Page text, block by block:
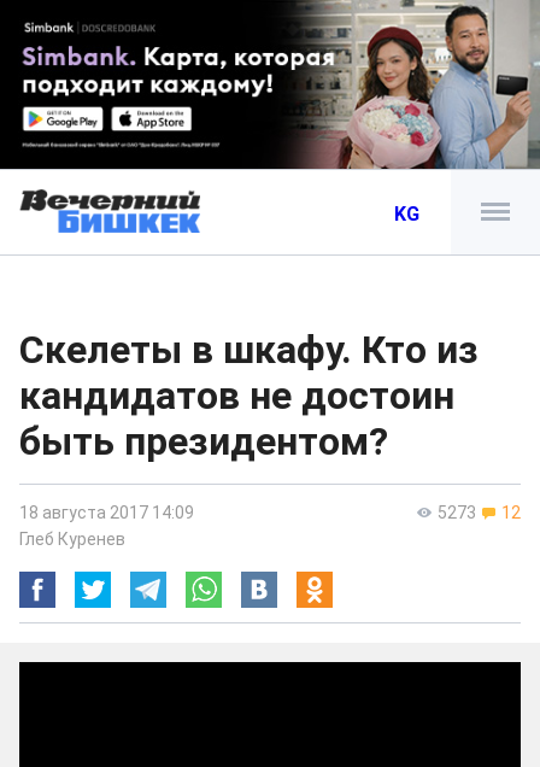
KG
Скелеты в шкафу. Кто из
кандидатов не достоин
быть президентом?
5273 12
18 августа 2017 14:09
Глеб Куренев